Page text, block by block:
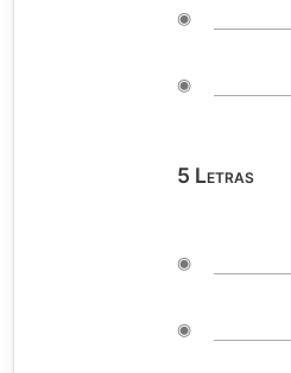
◉
◉
5 Letras
◉
◉